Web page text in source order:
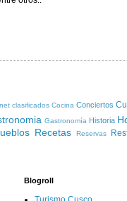
clasificados Cocina Conciertos
Gastronomía Historia
Recetas Reservas
Blogroll